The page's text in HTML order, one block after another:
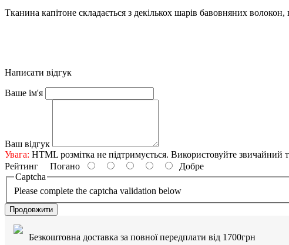
Тканина капітоне складається з декількох шарів бавовняних
Написати відгук
Ваше ім'я
Ваш відгук
Увага: HTML розмітка не підтримується. Використовуйте звичайний
Рейтинг Погано
Добре
Captcha
Please complete the captcha validation below
Продовжити
Безкоштовна доставка за повної передплати від 1700грн